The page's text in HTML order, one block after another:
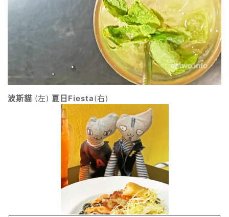
波斯貓 (左) 夏日Fiesta(右)